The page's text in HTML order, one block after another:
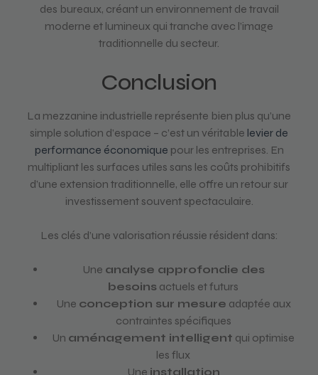
des bureaux, créant un environnement de travail
moderne et lumineux qui tranche avec l’image
traditionnelle du secteur.
Conclusion
La mezzanine industrielle représente bien plus qu’une
simple solution d’espace – c’est un véritable levier de
performance économique pour les entreprises. En
multipliant les surfaces utiles sans les coûts prohibitifs
d’une extension traditionnelle, elle offre un retour sur
investissement souvent spectaculaire.
Les clés d’une valorisation réussie résident dans:
Une analyse approfondie des
besoins actuels et futurs
Une conception sur mesure adaptée aux
contraintes spécifiques
Un aménagement intelligent qui optimise
les flux
Une installation